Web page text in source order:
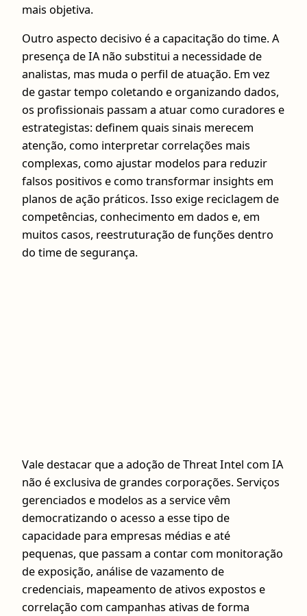
mais objetiva.
Outro aspecto decisivo é a capacitação do time. A
presença de IA não substitui a necessidade de
analistas, mas muda o perfil de atuação. Em vez
de gastar tempo coletando e organizando dados,
os profissionais passam a atuar como curadores e
estrategistas: definem quais sinais merecem
atenção, como interpretar correlações mais
complexas, como ajustar modelos para reduzir
falsos positivos e como transformar insights em
planos de ação práticos. Isso exige reciclagem de
competências, conhecimento em dados e, em
muitos casos, reestruturação de funções dentro
do time de segurança.
Vale destacar que a adoção de Threat Intel com IA
não é exclusiva de grandes corporações. Serviços
gerenciados e modelos as a service vêm
democratizando o acesso a esse tipo de
capacidade para empresas médias e até
pequenas, que passam a contar com monitoração
de exposição, análise de vazamento de
credenciais, mapeamento de ativos expostos e
correlação com campanhas ativas de forma